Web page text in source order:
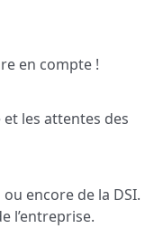
en compte !
les attentes des
encore de la DSI.
l’entreprise.